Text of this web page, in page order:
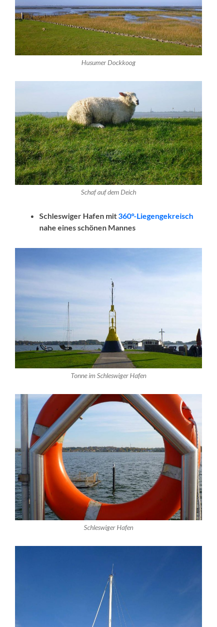
Husumer Dockkoog
Schaf auf dem Deich
Schleswiger Hafen mit360°-Liegengekreisch
nahe eines schönen Mannes
Tonne im Schleswiger Hafen
Schleswiger Hafen